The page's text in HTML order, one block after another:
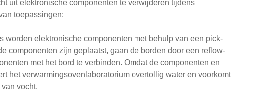
uit elektronische componenten te verwijderen tijdens
toepassingen:
worden elektronische componenten met behulp van een pick-
componenten zijn geplaatst, gaan de borden door een reflow-
met het bord te verbinden. Omdat de componenten en
het verwarmingsovenlaboratorium overtollig water en voorkomt
vocht.